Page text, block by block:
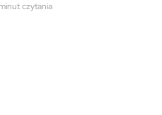
czytania